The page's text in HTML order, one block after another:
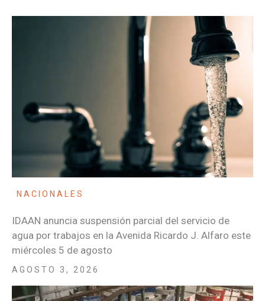
NACIONALES
IDAAN anuncia suspensión parcial del servicio de
agua por trabajos en la Avenida Ricardo J. Alfaro este
miércoles 5 de agosto
AGOSTO 3, 2026